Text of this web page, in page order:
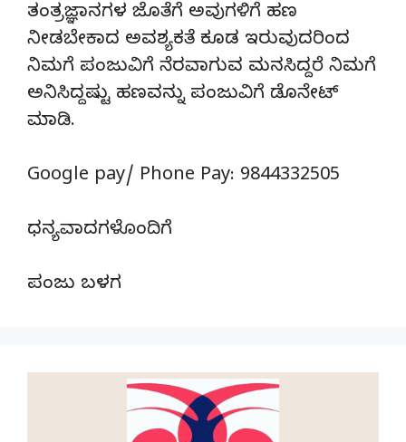
ತಂತ್ರಜ್ಞಾನಗಳ ಜೊತೆಗೆ ಅವುಗಳಿಗೆ ಹಣ
ನೀಡಬೇಕಾದ ಅವಶ್ಯಕತೆ ಕೂಡ ಇರುವುದರಿಂದ
ನಿಮಗೆ ಪಂಜುವಿಗೆ ನೆರವಾಗುವ ಮನಸಿದ್ದರೆ ನಿಮಗೆ
ಅನಿಸಿದ್ದಷ್ಟು ಹಣವನ್ನು ಪಂಜುವಿಗೆ ಡೊನೇಟ್‌
ಮಾಡಿ.
Google pay/ Phone Pay: 9844332505
ಧನ್ಯವಾದಗಳೊಂದಿಗೆ
ಪಂಜು ಬಳಗ